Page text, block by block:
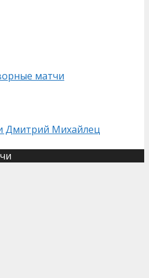
матчи
Дмитрий Михайлец